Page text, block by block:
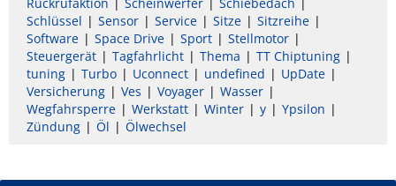
Schlüssel
Sensor Service Sitze
Sitzreihe
Software
Space Drive Sport
Stellmotor
Steuergerät
Tagfahrlicht Thema
TT Chiptuning
tuning
Turbo Uconnect undefined
UpDate
Versicherung
Ves Voyager
Wasser
Wegfahrsperre
Werkstatt Winter y
Ypsilon
Zündung
Öl Ölwechsel